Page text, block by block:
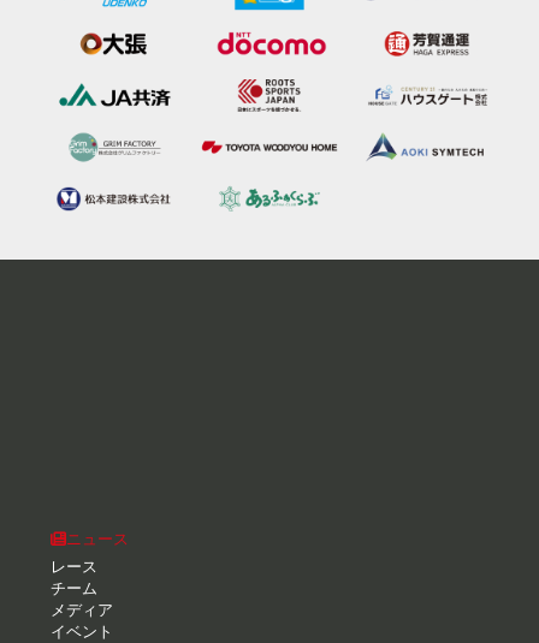
ニュース
レース
チーム
メディア
イベント